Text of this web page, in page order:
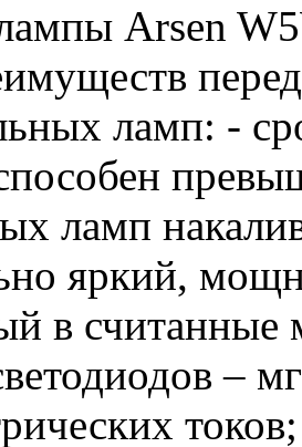
Arsen
ламп: -
ламп
яркий,
в считанные
–